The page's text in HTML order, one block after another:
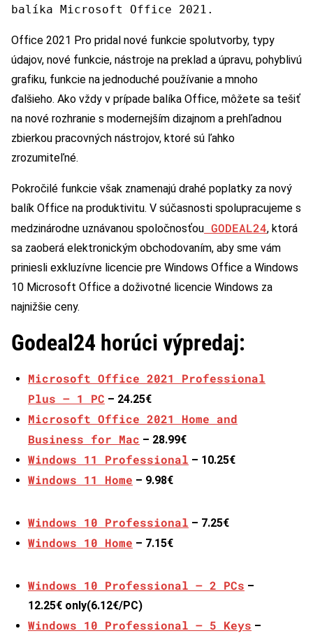
balíka Microsoft Office 2021.
Office 2021 Pro pridal nové funkcie spolutvorby, typy
údajov, nové funkcie, nástroje na preklad a úpravu, pohyblivú
grafiku, funkcie na jednoduché používanie a mnoho
ďalšieho. Ako vždy v prípade balíka Office, môžete sa tešiť
na nové rozhranie s modernejším dizajnom a prehľadnou
zbierkou pracovných nástrojov, ktoré sú ľahko
zrozumiteľné.
Pokročilé funkcie však znamenajú drahé poplatky za nový
balík Office na produktivitu. V súčasnosti spolupracujeme s
medzinárodne uznávanou spoločnosťou GODEAL24, ktorá
sa zaoberá elektronickým obchodovaním, aby sme vám
priniesli exkluzívne licencie pre Windows Office a Windows
10 Microsoft Office a doživotné licencie Windows za
najnižšie ceny.
Godeal24 horúci výpredaj:
Microsoft Office 2021 Professional
Plus – 1 PC – 24.25€
Microsoft Office 2021 Home and
Business for Mac – 28.99€
Windows 11 Professional – 10.25€
Windows 11 Home – 9.98€
Windows 10 Professional – 7.25€
Windows 10 Home – 7.15€
Windows 10 Professional – 2 PCs –
12.25€ only(6.12€/PC)
Windows 10 Professional – 5 Keys –